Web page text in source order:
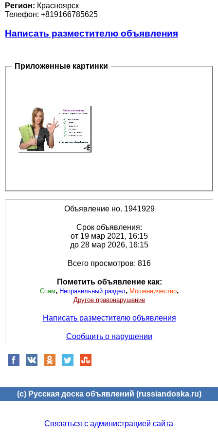
Регион: Красноярск
Телефон: +819166785625
Написать разместителю объявления
Приложенные картинки
Объявление но. 1941929
Срок объявления:
от 19 мар 2021, 16:15
до 28 мар 2026, 16:15
Всего просмотров: 816
Пометить объявление как:
Спам, Неправильный раздел, Мошенничество,
Другое правонарушение
Написать разместителю объявления
Сообщить о нарушении
(c) Русская доска объявлений (russiandoska.ru)
Связаться с администрацией сайта